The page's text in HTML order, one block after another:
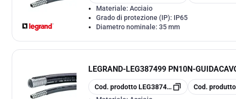
Materiale: Acciaio
Grado di protezione (IP): IP65
Diametro nominale: 35 mm
LEGRAND-LEG387499 PN10N-
copia
Cod. prodottoLEG387499 copia
Cod.